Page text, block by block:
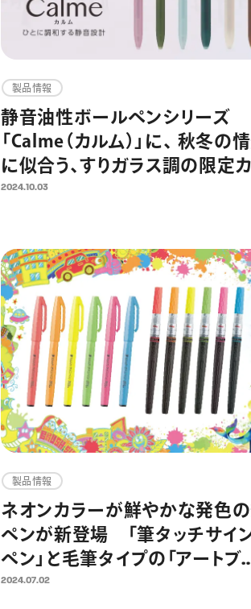
製品情報
静音油性ボールペンシリーズ
「Calme（カルム）」に、 秋冬の
に似合う、すりガラス調の限定
ーが登場
2024.10.03
製品情報
ネオンカラーが鮮やかな発色
ペンが新登場 「筆タッチサイ
ペン」と毛筆タイプの「アートブ
ッシュ」に、新色各6色が追加
2024.07.02